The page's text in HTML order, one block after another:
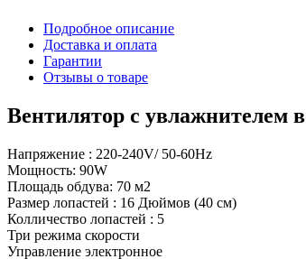
Подробное описание
Доставка и оплата
Гарантии
Отзывы о товаре
Вентилятор с увлажнителем
Напряжение : 220-240V/ 50-60Hz
Мощность: 90W
Площадь обдува: 70 м2
Размер лопастей : 16 Дюймов (40 см)
Колличество лопастей : 5
Три режима скорости
Управление электронное